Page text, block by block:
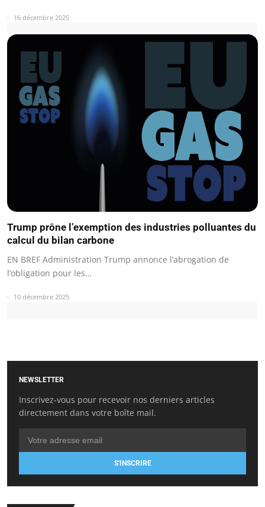
16 décembre 2025
Trump prône l’exemption des industries polluantes du
calcul du bilan carbone
EN BREF Administration Trump annonce l’abrogation de
l’obligation pour les…
10 décembre 2025
NEWSLETTER
Inscrivez-vous pour recevoir nos derniers articles
directement dans votre boîte mail.
S'INSCRIRE